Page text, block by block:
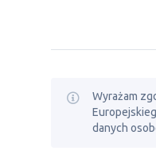
Wyrażam
danych